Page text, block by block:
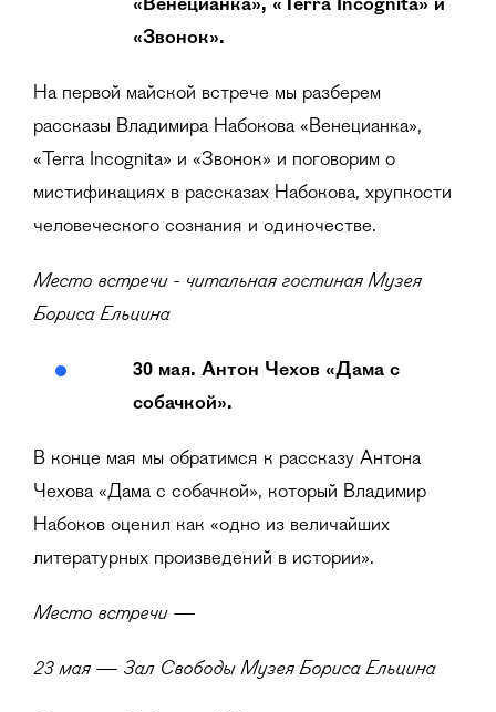
«Венецианка», «Terra Incognita» и
«Звонок».
На первой майской встрече мы разберем
рассказы Владимира Набокова «Венецианка»,
«Terra Incognita» и «Звонок» и поговорим о
мистификациях в рассказах Набокова, хрупкости
человеческого сознания и одиночестве.
Место встречи - читальная гостиная Музея
Бориса Ельцина
30 мая. Антон Чехов «Дама с
собачкой».
В конце мая мы обратимся к рассказу Антона
Чехова «Дама с собачкой», который Владимир
Набоков оценил как «одно из величайших
литературных произведений в истории».
Место встречи —
23 мая — Зал Свободы Музея Бориса Ельцина